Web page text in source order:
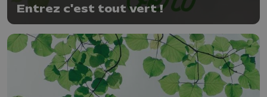
Entrez c'est tout vert !